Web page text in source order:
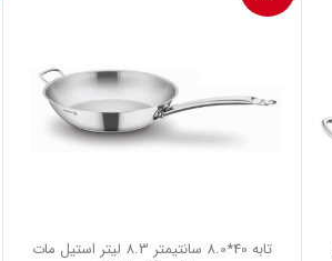
تابه 40*8.0 سانتیمتر 8.3 لیتر استیل مات